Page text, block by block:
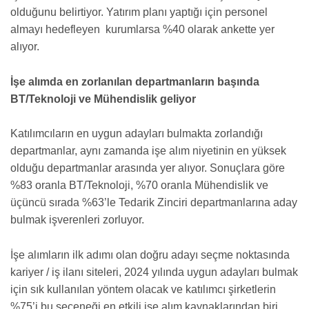
olduğunu belirtiyor. Yatırım planı yaptığı için personel
almayı hedefleyen kurumlarsa %40 olarak ankette yer
alıyor.
İşe alımda en zorlanılan departmanların başında
BT/Teknoloji ve Mühendislik geliyor
Katılımcıların en uygun adayları bulmakta zorlandığı
departmanlar, aynı zamanda işe alım niyetinin en yüksek
olduğu departmanlar arasında yer alıyor. Sonuçlara göre
%83 oranla BT/Teknoloji, %70 oranla Mühendislik ve
üçüncü sırada %63’le Tedarik Zinciri departmanlarına aday
bulmak işverenleri zorluyor.
İşe alımların ilk adımı olan doğru adayı seçme noktasında
kariyer / iş ilanı siteleri, 2024 yılında uygun adayları bulmak
için sık kullanılan yöntem olacak ve katılımcı şirketlerin
%75’i bu seçeneği en etkili işe alım kaynaklarından biri